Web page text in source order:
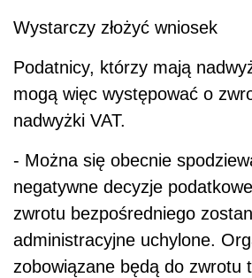
Wystarczy złożyć wniosek
Podatnicy, którzy mają
mogą więc występować o
nadwyżki VAT.
- Można się obecnie
negatywne decyzje
zwrotu bezpośredniego
administracyjne uchylone.
zobowiązane będą do zwrotu